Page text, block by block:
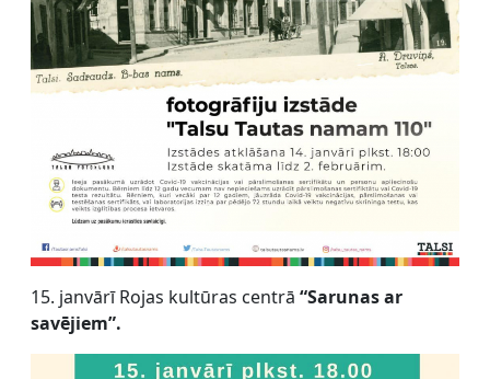
15. janvārī Rojas kultūras centrā “Sarunas ar
savējiem”.